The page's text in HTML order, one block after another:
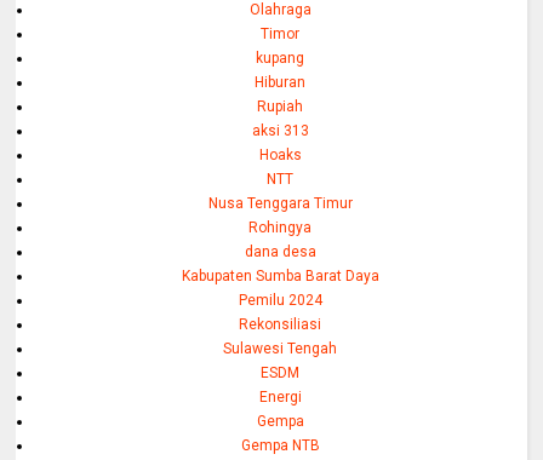
Olahraga
Timor
kupang
Hiburan
Rupiah
aksi 313
Hoaks
NTT
Nusa Tenggara Timur
Rohingya
dana desa
Kabupaten Sumba Barat Daya
Pemilu 2024
Rekonsiliasi
Sulawesi Tengah
ESDM
Energi
Gempa
Gempa NTB